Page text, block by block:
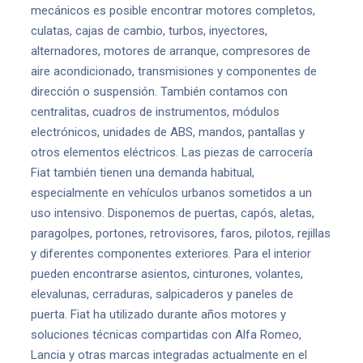
mecánicos es posible encontrar motores completos,
culatas, cajas de cambio, turbos, inyectores,
alternadores, motores de arranque, compresores de
aire acondicionado, transmisiones y componentes de
dirección o suspensión. También contamos con
centralitas, cuadros de instrumentos, módulos
electrónicos, unidades de ABS, mandos, pantallas y
otros elementos eléctricos. Las piezas de carrocería
Fiat también tienen una demanda habitual,
especialmente en vehículos urbanos sometidos a un
uso intensivo. Disponemos de puertas, capós, aletas,
paragolpes, portones, retrovisores, faros, pilotos, rejillas
y diferentes componentes exteriores. Para el interior
pueden encontrarse asientos, cinturones, volantes,
elevalunas, cerraduras, salpicaderos y paneles de
puerta. Fiat ha utilizado durante años motores y
soluciones técnicas compartidas con Alfa Romeo,
Lancia y otras marcas integradas actualmente en el